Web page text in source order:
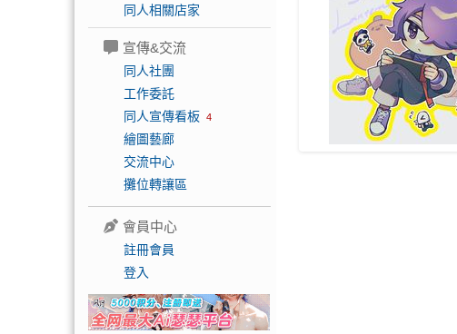
同人相關店家
宣傳&交流
同人社團
工作委託
同人宣傳看板 4
繪圖藝廊
交流中心
攤位轉讓區
會員中心
註冊會員
登入